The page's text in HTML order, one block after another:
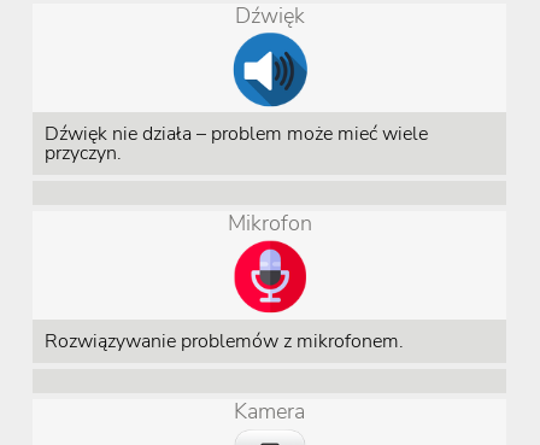
Dźwięk
Dźwięk nie działa – problem może mieć wiele
przyczyn.
Mikrofon
Rozwiązywanie problemów z mikrofonem.
Kamera